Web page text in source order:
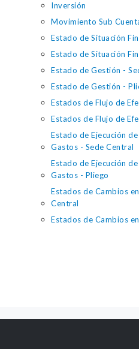
Inversión
Movimiento Sub
Estado de Situación
Estado de Situación
Estado de Gestión -
Estado de Gestión -
Estados de Flujo de
Estados de Flujo de
Estado de Ejecución
Gastos - Sede Central
Estado de Ejecución
Gastos - Pliego
Estados de Cambios
Central
Estados de Cambios